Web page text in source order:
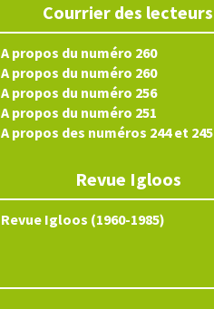
Courrier des lecteurs
A propos du numéro 260
A propos du numéro 260
A propos du numéro 256
A propos du numéro 251
A propos des numéros 244 et 245
Revue Igloos
Revue Igloos (1960-1985)